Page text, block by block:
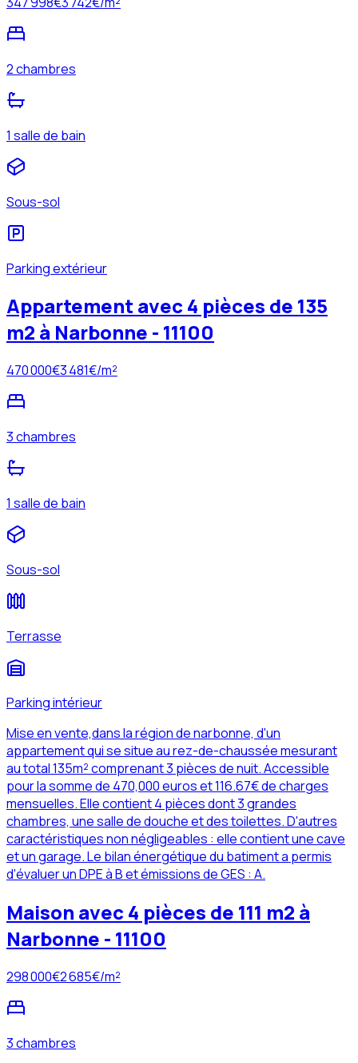
2 chambres
1 salle de bain
Sous-sol
Parking extérieur
Appartement avec 4 pièces de 135
m2 à Narbonne - 11100
470 000€3 481€/m²
3 chambres
1 salle de bain
Sous-sol
Terrasse
Parking intérieur
Mise en vente,dans la région de narbonne, d'un
appartement qui se situe au rez-de-chaussée mesurant
au total 135m² comprenant 3 pièces de nuit. Accessible
pour la somme de 470,000 euros et 116.67€ de charges
mensuelles. Elle contient 4 pièces dont 3 grandes
chambres, une salle de douche et des toilettes. D'autres
caractéristiques non négligeables : elle contient une cave
et un garage. Le bilan énergétique du batiment a permis
d'évaluer un DPE à B et émissions de GES : A.
Maison avec 4 pièces de 111 m2 à
Narbonne - 11100
298 000€2 685€/m²
3 chambres